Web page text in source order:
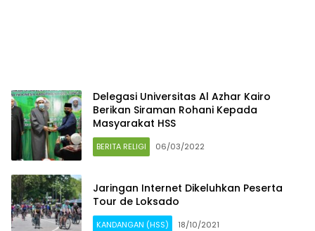
Delegasi Universitas Al Azhar Kairo
Berikan Siraman Rohani Kepada
Masyarakat HSS
BERITA RELIGI 06/03/2022
Jaringan Internet Dikeluhkan Peserta
Tour de Loksado
KANDANGAN (HSS) 18/10/2021